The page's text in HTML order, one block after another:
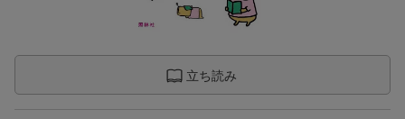
立ち読み